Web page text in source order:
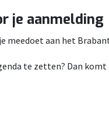
je aanmelding
meedoet aan het
te zetten? Dan